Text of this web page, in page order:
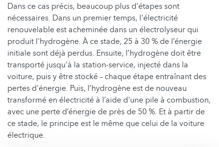
Dans ce cas précis, beaucoup plus d'étapes sont
nécessaires. Dans un premier temps, l'électricité
renouvelable est acheminée dans un électrolyseur qui
produit l'hydrogène. À ce stade, 25 à 30 % de l’énergie
initiale sont déjà perdus. Ensuite, l’hydrogène doit être
transporté jusqu'à la station-service, injecté dans la
voiture, puis y être stocké – chaque étape entraînant des
pertes d'énergie. Puis, l’hydrogène est de nouveau
transformé en électricité à l’aide d'une pile à combustion,
avec une perte d’énergie de près de 50 %. Et à partir de
ce stade, le principe est le même que celui de la voiture
électrique.